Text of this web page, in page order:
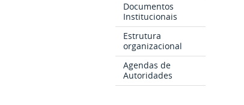
Documentos
Institucionais
Estrutura
organizacional
Agendas de
Autoridades